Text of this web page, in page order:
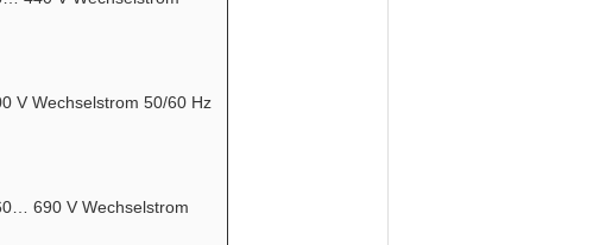
V Wechselstrom 50/60 Hz
690 V Wechselstrom